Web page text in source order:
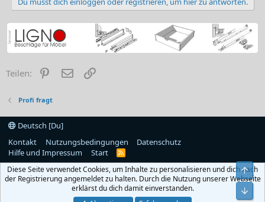
Teilen: PinterestE-Mail
Profi fragt
Deutsch [Du]
Kontakt
Nutzungsbedingungen
Datenschutz
Hilfe und Impressum
Start
R
S
Diese Seite verwendet Cookies, um Inhalte zu personalisieren und dich nach
der Registrierung angemeldet zu halten. Durch die Nutzung unserer Webseite
erklärst du dich damit einverstanden.